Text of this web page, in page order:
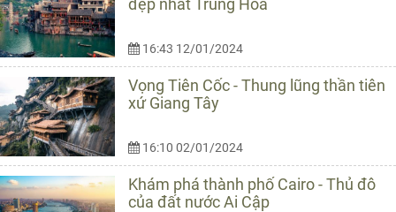
16:43 12/01/2024
Vọng Tiên Cốc - Thung lũng thần tiên
xứ Giang Tây
16:10 02/01/2024
Khám phá thành phố Cairo - Thủ đô
của đất nước Ai Cập